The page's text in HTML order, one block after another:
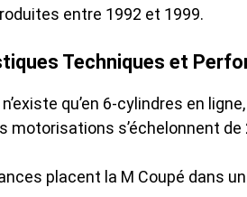
entre 1992 et 1999.
Techniques et
n’existe qu’en 6-cylindres en
motorisations s’échelonnent de
placent la M Coupé dans